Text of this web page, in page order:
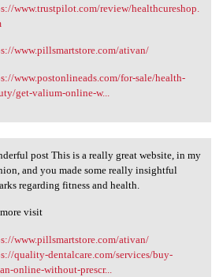
www.trustpilot.com/review/healthcureshop.
www.pillsmartstore.com/ativan/
www.postonlineads.com/for-sale/health-
get-valium-online-w...
post This is a
post This is a really great website, in my
and you made some really insightful
regarding fitness and health.
visit
www.pillsmartstore.com/ativan/
quality-dentalcare.com/services/buy-
online-without-prescr...